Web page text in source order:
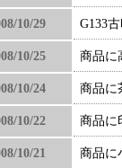
10/29 G133
10/25 商品に
10/24 商品に
10/22 商品に
10/21 商品に